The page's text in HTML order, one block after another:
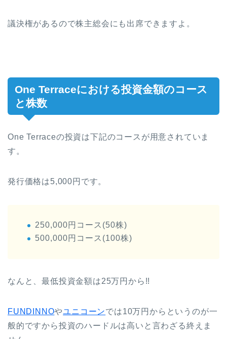
議決権があるので株主総会にも出席できますよ。
One Terraceにおける投資金額のコース
と株数
One Terraceの投資は下記のコースが用意されていま
す。
発行価格は5,000円です。
250,000円コース(50株)
500,000円コース(100株)
なんと、最低投資金額は25万円から!!
FUNDINNOやユニコーンでは10万円からというのが一
般的ですから投資のハードルは高いと言わざる終えま